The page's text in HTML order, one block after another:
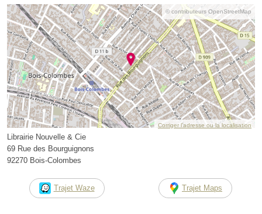
© contributeurs OpenStreetMap
Corriger l’adresse ou la localisation
Librairie Nouvelle & Cie
69 Rue des Bourguignons
92270 Bois-Colombes
Trajet Waze Trajet Maps